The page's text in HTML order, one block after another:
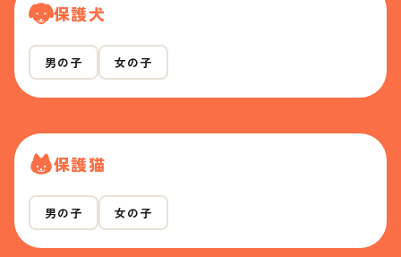
保護犬
男の子 女の子
保護猫
男の子 女の子